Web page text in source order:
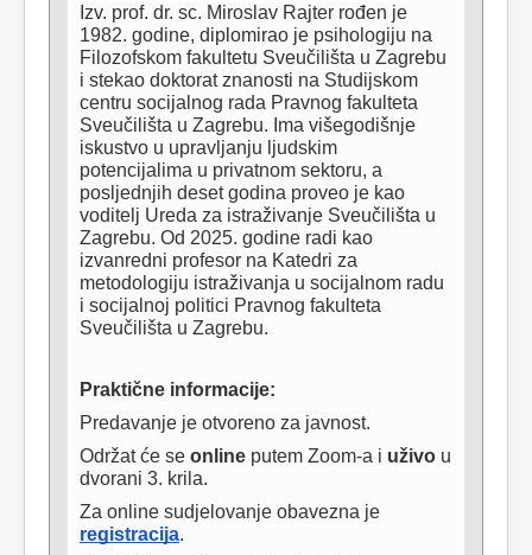
Izv. prof. dr. sc. Miroslav Rajter rođen je
1982. godine, diplomirao je psihologiju na
Filozofskom fakultetu Sveučilišta u Zagrebu
i stekao doktorat znanosti na Studijskom
centru socijalnog rada Pravnog fakulteta
Sveučilišta u Zagrebu. Ima višegodišnje
iskustvo u upravljanju ljudskim
potencijalima u privatnom sektoru, a
posljednjih deset godina proveo je kao
voditelj Ureda za istraživanje Sveučilišta u
Zagrebu. Od 2025. godine radi kao
izvanredni profesor na Katedri za
metodologiju istraživanja u socijalnom radu
i socijalnoj politici Pravnog fakulteta
Sveučilišta u Zagrebu.
Praktične informacije:
Predavanje je otvoreno za javnost.
Održat će se online putem Zoom-a i uživo u
dvorani 3. krila.
registracija.